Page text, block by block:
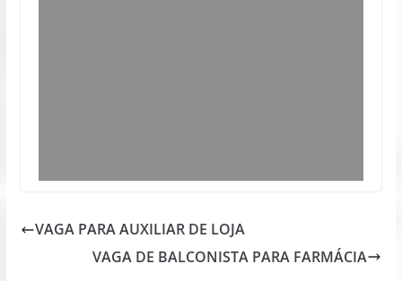
VAGA PARA AUXILIAR DE LOJA
VAGA DE BALCONISTA PARA FARMÁCIA